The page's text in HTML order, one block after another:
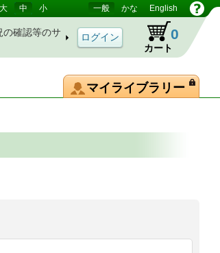
大 中 小 一般 かな English
の確認等のサ
カート
0
マイライブラリー